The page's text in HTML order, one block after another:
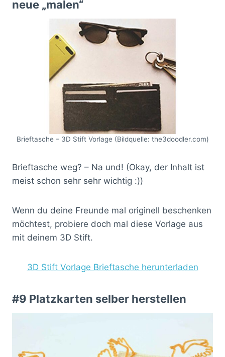
neue „malen“
Brieftasche – 3D Stift Vorlage (Bildquelle: the3doodler.com)
Brieftasche weg? – Na und! (Okay, der Inhalt ist
meist schon sehr sehr wichtig :))
Wenn du deine Freunde mal originell beschenken
möchtest, probiere doch mal diese Vorlage aus
mit deinem 3D Stift.
3D Stift Vorlage Brieftasche herunterladen
#9 Platzkarten selber herstellen